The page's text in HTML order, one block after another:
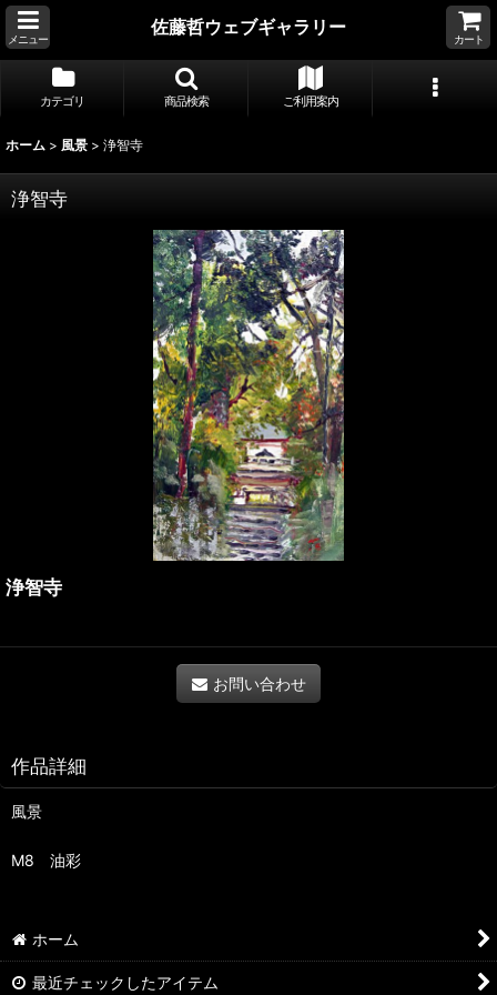
メニュー
佐藤哲ウェブギャラリー
カート
カテゴリ 商品検索 ご利用案内
ホーム > 風景 > 浄智寺
浄智寺
浄智寺
お問い合わせ
作品詳細
風景
M8 油彩
ホーム
最近チェックしたアイテム